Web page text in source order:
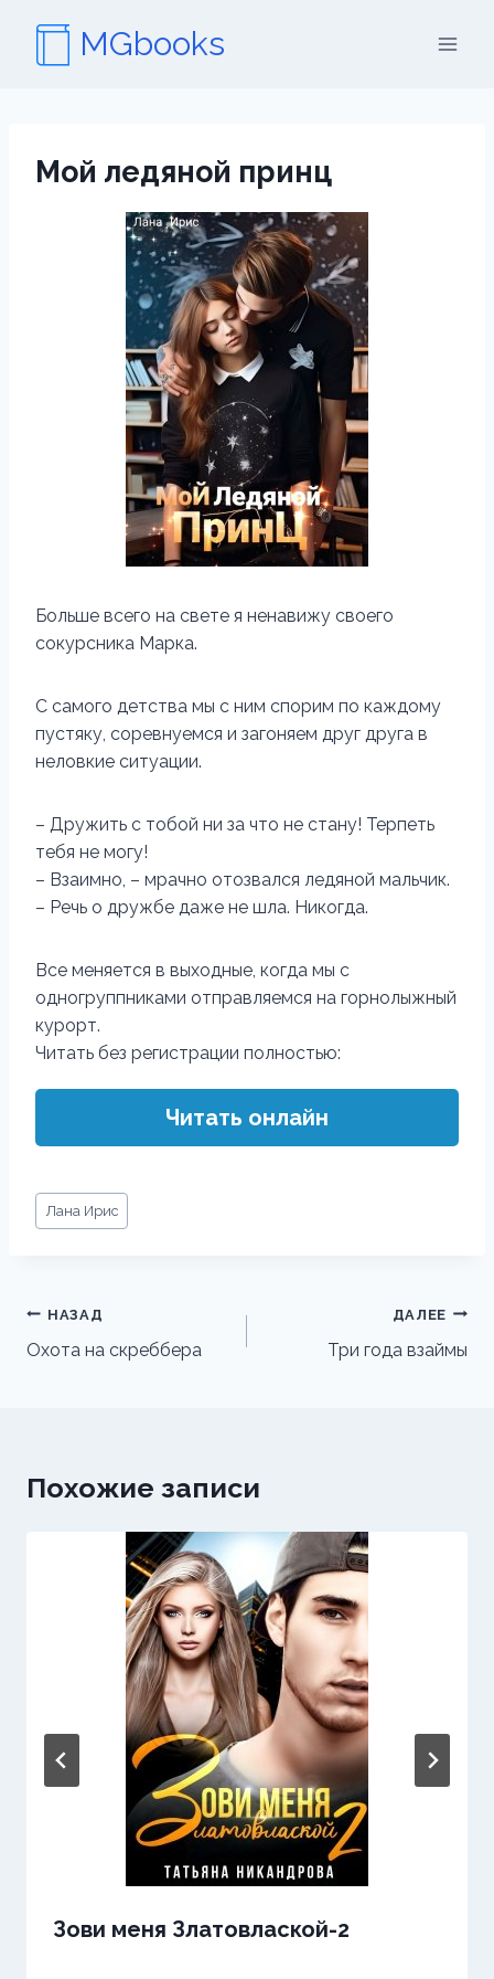
содержимому
MGbooks
Мой ледяной принц
Больше всего на свете я ненавижу своего
сокурсника Марка.
С самого детства мы с ним спорим по каждому
пустяку, соревнуемся и загоняем друг друга в
неловкие ситуации.
– Дружить с тобой ни за что не стану! Терпеть
тебя не могу!
– Взаимно, – мрачно отозвался ледяной мальчик.
– Речь о дружбе даже не шла. Никогда.
Все меняется в выходные, когда мы с
одногруппниками отправляемся на горнолыжный
курорт.
Читать без регистрации полностью:
Читать онлайн
Метки
записи:
Лана Ирис
Навигация
по
НАЗАД
Охота на скреббера
ДАЛЕЕ
Три года взаймы
Похожие записи
Зови меня Златовлаской-2